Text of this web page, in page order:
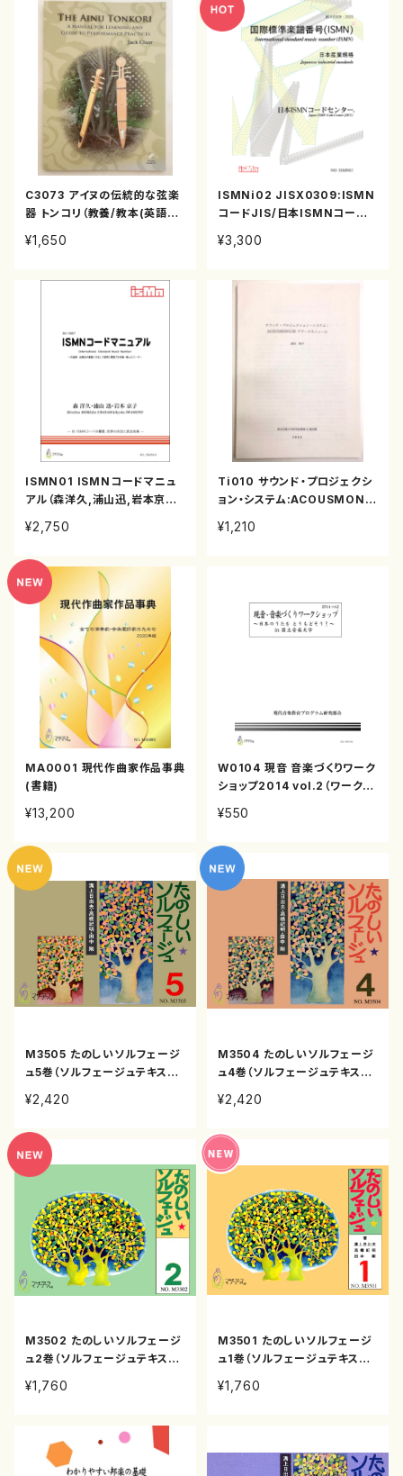
C3073 アイヌの伝統的な弦楽
器 トンコリ（教養/教本(英語洋
¥1,650
ISMNi02 JISX0309:ISMN
コードJIS/日本ISMNコードセ
¥3,300
ISMN01 ISMNコードマニュ
アル（森洋久,浦山迅,岩本京子/
¥2,750
Ti010 サウンド・プロジェクシ
ョン・システム:ACOUSMONI
和子/論文）
¥1,210
MA0001 現代作曲家作品事典
(書籍)
¥13,200
W0104 現音 音楽づくりワーク
ショップ2014 vol.2（ワークシ
ト）
¥550
M3505 たのしいソルフェージ
ュ5巻（ソルフェージュテキスト/
¥2,420
M3504 たのしいソルフェージ
ュ4巻（ソルフェージュテキスト/
¥2,420
M3502 たのしいソルフェージ
ュ2巻（ソルフェージュテキスト/
¥1,760
M3501 たのしいソルフェージ
ュ1巻（ソルフェージュテキスト/
¥1,760